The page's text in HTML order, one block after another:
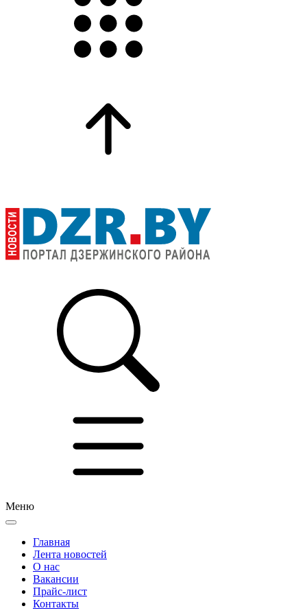
Меню
Главная
Лента новостей
О нас
Вакансии
Прайс-лист
Контакты